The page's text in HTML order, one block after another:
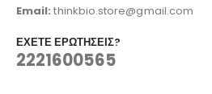
Email:thinkbio.store@gmail.com
ΈΧΕΤΕ ΕΡΩΤΉΣΕΙΣ?
2221600565